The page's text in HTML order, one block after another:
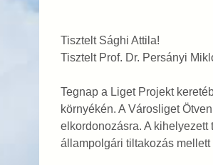
Tisztelt Sághi Attila!
Tisztelt Prof. Dr. Persányi
Tegnap a Liget Projekt
környékén. A Városliget
elkordonozásra. A
állampolgári tiltakozás